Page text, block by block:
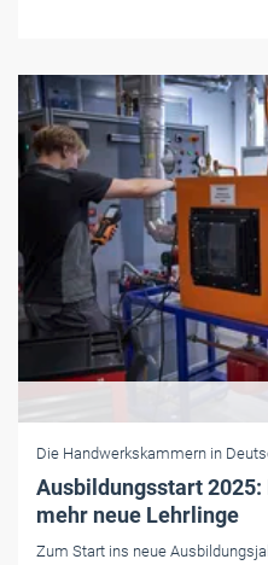
Die Handwerkskammern in
Ausbildungsstart 2025:
mehr neue Lehrlinge
Zum Start ins neue